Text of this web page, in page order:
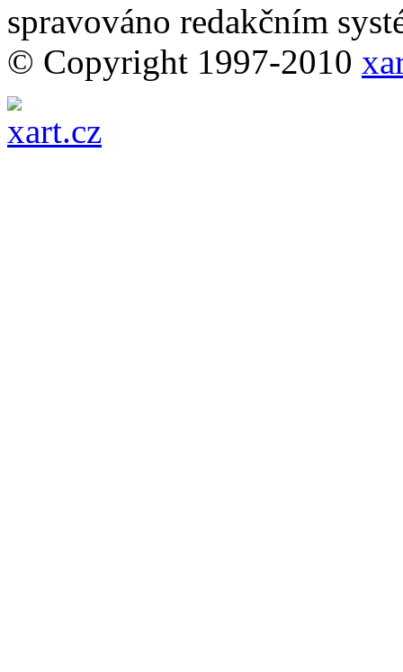
spravováno redakčním
© Copyright 1997-2010